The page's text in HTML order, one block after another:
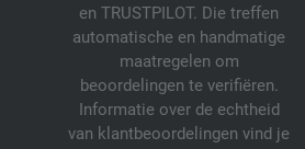
en TRUSTPILOT. Die treffen
automatische en handmatige
maatregelen om
beoordelingen te verifiëren.
Informatie over de echtheid
van klantbeoordelingen vind je